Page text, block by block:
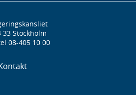
33 Stockholm
08-405 10 00